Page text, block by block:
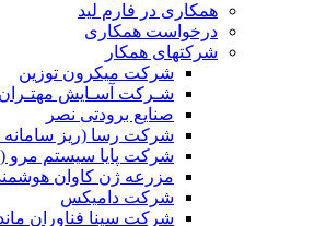
همکاری در فارم لید
درخواست همکاری
شرکتهای همکار
شرکت میکرون توزین
شـرکت آسـایش مهتـران
صنایع برودتی نصر
شرکت رسا (ریز سامانه
شرکت پایا سیستم مرو
مزرعه ژن کاوان
شرکت دامیکس
شرکت سینا فناوران